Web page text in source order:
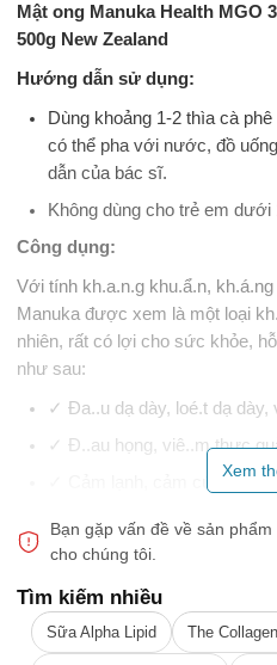
Mật ong Manuka Health MGO
500g New Zealand
Hướng dẫn sử dụng:
Dùng khoảng 1-2 thìa cà
có thể pha với nước, đồ
dẫn của bác sĩ.
Không dùng cho trẻ em dưới
Công dụng:
Với tính kh.a.n.g khu.ẩ.n,
Manuka được xem là một loại
nhiên, rất có lợi cho sức khỏe,
như sau:
✓ Đa..u dạ dày, loé.t dạ dày,
✓ Đ..au họng, viê..m thực
✓ Cảm lạnh, cảm cúm.
✓ Làm lành .v..ết t.hương,
✓ Hỗ trợ giảm hết chàm và
✓ Mụn trứng cá.
✓ Cải thiện chứng tiêu chảy.
Xem
Bạn gặp vấn đề về sản
cho chúng tôi.
Tìm kiếm nhiều
Sữa Alpha Lipid The